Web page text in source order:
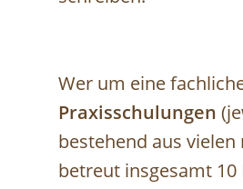
Wer um eine
Praxisschulungen
bestehend aus
betreut insgesamt